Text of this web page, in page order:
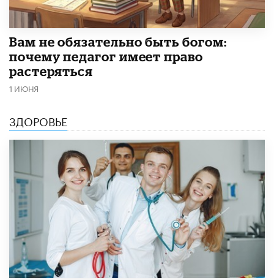
​Вам не обязательно быть богом:
почему педагог имеет право
растеряться
1 ИЮНЯ
ЗДОРОВЬЕ